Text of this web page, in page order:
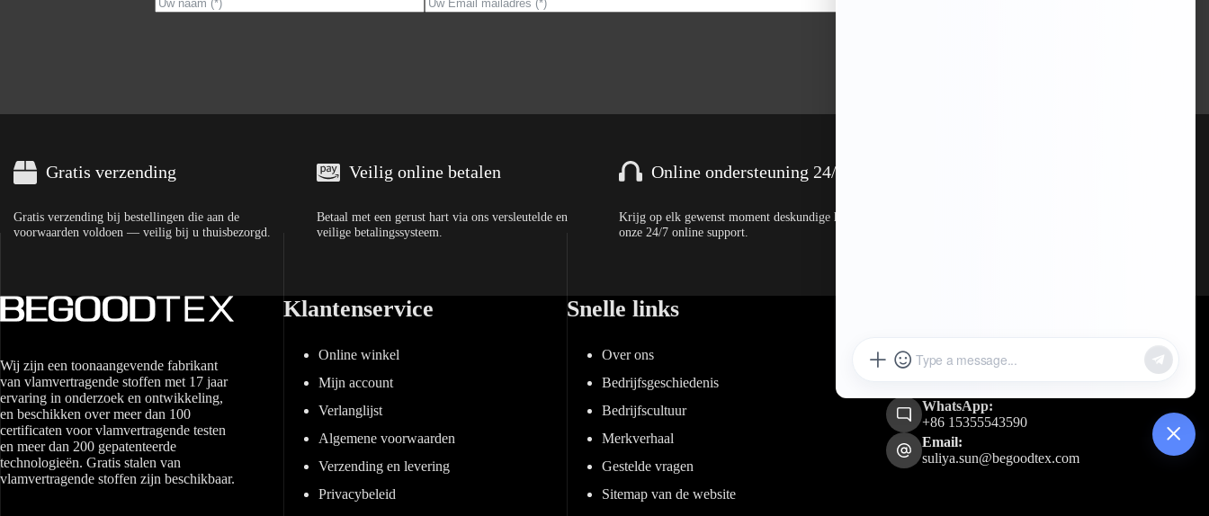
Gratis verzending
Gratis verzending bij bestellingen die aan de
voorwaarden voldoen — veilig bij u thuisbezorgd.
Veilig online betalen
Betaal met een gerust hart via ons versleutelde en
veilige betalingssysteem.
Online ondersteuning 24/7
Krijg op elk gewenst moment deskundige hulp via
onze 24/7 online support.
Wij zijn een toonaangevende fabrikant
van vlamvertragende stoffen met 17 jaar
ervaring in onderzoek en ontwikkeling,
en beschikken over meer dan 100
certificaten voor vlamvertragende testen
en meer dan 200 gepatenteerde
technologieën. Gratis stalen van
vlamvertragende stoffen zijn beschikbaar.
Klantenservice
Online winkel
Mijn account
Verlanglijst
Algemene voorwaarden
Verzending en levering
Privacybeleid
Snelle links
Over ons
Bedrijfsgeschiedenis
Bedrijfscultuur
Merkverhaal
Gestelde vragen
Sitemap van de website
Zhejiang 312000, China
Telefoon:
WhatsApp:
+86 15355543590
Email:
suliya.sun@begoodtex.com